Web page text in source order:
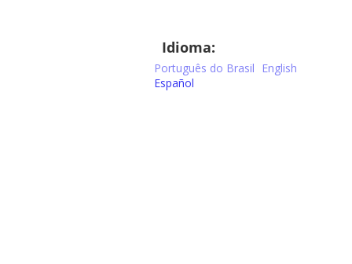
Idioma:
Português do Brasil
English
Español